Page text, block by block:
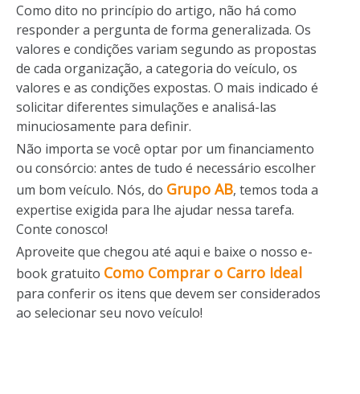
Como dito no princípio do artigo, não há como
responder a pergunta de forma generalizada. Os
valores e condições variam segundo as propostas
de cada organização, a categoria do veículo, os
valores e as condições expostas. O mais indicado é
solicitar diferentes simulações e analisá-las
minuciosamente para definir.
Não importa se você optar por um financiamento
ou consórcio: antes de tudo é necessário escolher
um bom veículo. Nós, do Grupo AB, temos toda a
expertise exigida para lhe ajudar nessa tarefa.
Conte conosco!
Aproveite que chegou até aqui e baixe o nosso e-
book gratuito Como Comprar o Carro Ideal
para conferir os itens que devem ser considerados
ao selecionar seu novo veículo!